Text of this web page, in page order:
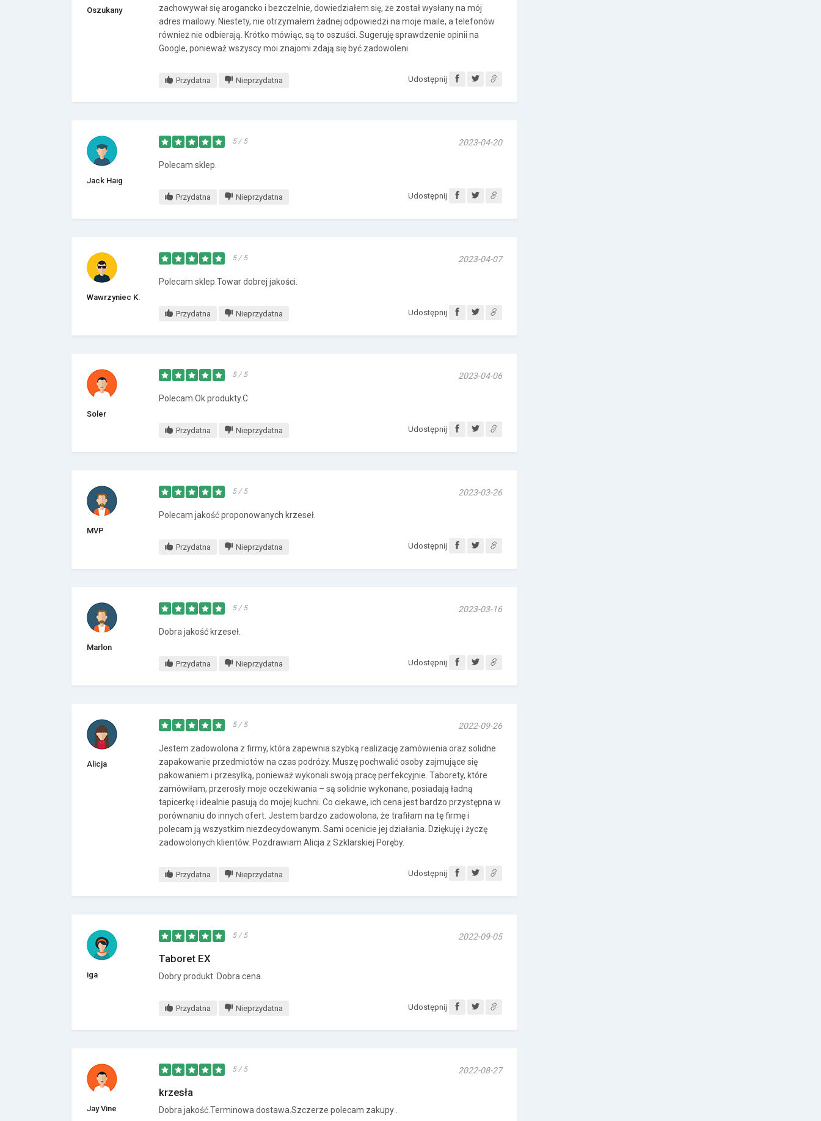
Oszukany
zachowywał się arogancko i bezczelnie, dowiedziałem się, że został wysłany na mój
adres mailowy. Niestety, nie otrzymałem żadnej odpowiedzi na moje maile, a telefonów
również nie odbierają. Krótko mówiąc, są to oszuści. Sugeruję sprawdzenie opinii na
Google, ponieważ wszyscy moi znajomi zdają się być zadowoleni.
Przydatna Nieprzydatna Udostępnij
Jack Haig
5 / 5 2023-04-20
Polecam sklep.
Przydatna Nieprzydatna Udostępnij
Wawrzyniec K.
5 / 5 2023-04-07
Polecam sklep.Towar dobrej jakości.
Przydatna Nieprzydatna Udostępnij
Soler
5 / 5 2023-04-06
Polecam.Ok produkty.C
Przydatna Nieprzydatna Udostępnij
MVP
5 / 5 2023-03-26
Polecam jakość proponowanych krzeseł.
Przydatna Nieprzydatna Udostępnij
Marlon
5 / 5 2023-03-16
Dobra jakość krzeseł.
Przydatna Nieprzydatna Udostępnij
Alicja
5 / 5 2022-09-26
Jestem zadowolona z firmy, która zapewnia szybką realizację zamówienia oraz solidne
zapakowanie przedmiotów na czas podróży. Muszę pochwalić osoby zajmujące się
pakowaniem i przesyłką, ponieważ wykonali swoją pracę perfekcyjnie. Taborety, które
zamówiłam, przerosły moje oczekiwania – są solidnie wykonane, posiadają ładną
tapicerkę i idealnie pasują do mojej kuchni. Co ciekawe, ich cena jest bardzo przystępna w
porównaniu do innych ofert. Jestem bardzo zadowolona, że trafiłam na tę firmę i
polecam ją wszystkim niezdecydowanym. Sami ocenicie jej działania. Dziękuję i życzę
zadowolonych klientów. Pozdrawiam Alicja z Szklarskiej Poręby.
Przydatna Nieprzydatna Udostępnij
iga
5 / 5 2022-09-05
Taboret EX
Dobry produkt. Dobra cena.
Przydatna Nieprzydatna Udostępnij
Jay Vine
5 / 5 2022-08-27
krzesła
Dobra jakość.Terminowa dostawa.Szczerze polecam zakupy .